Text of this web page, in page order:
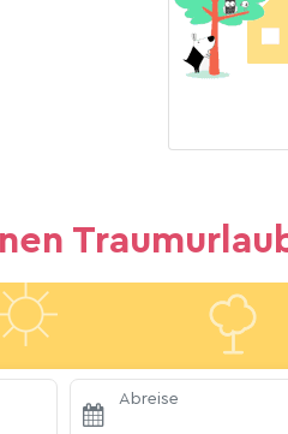
Abreise